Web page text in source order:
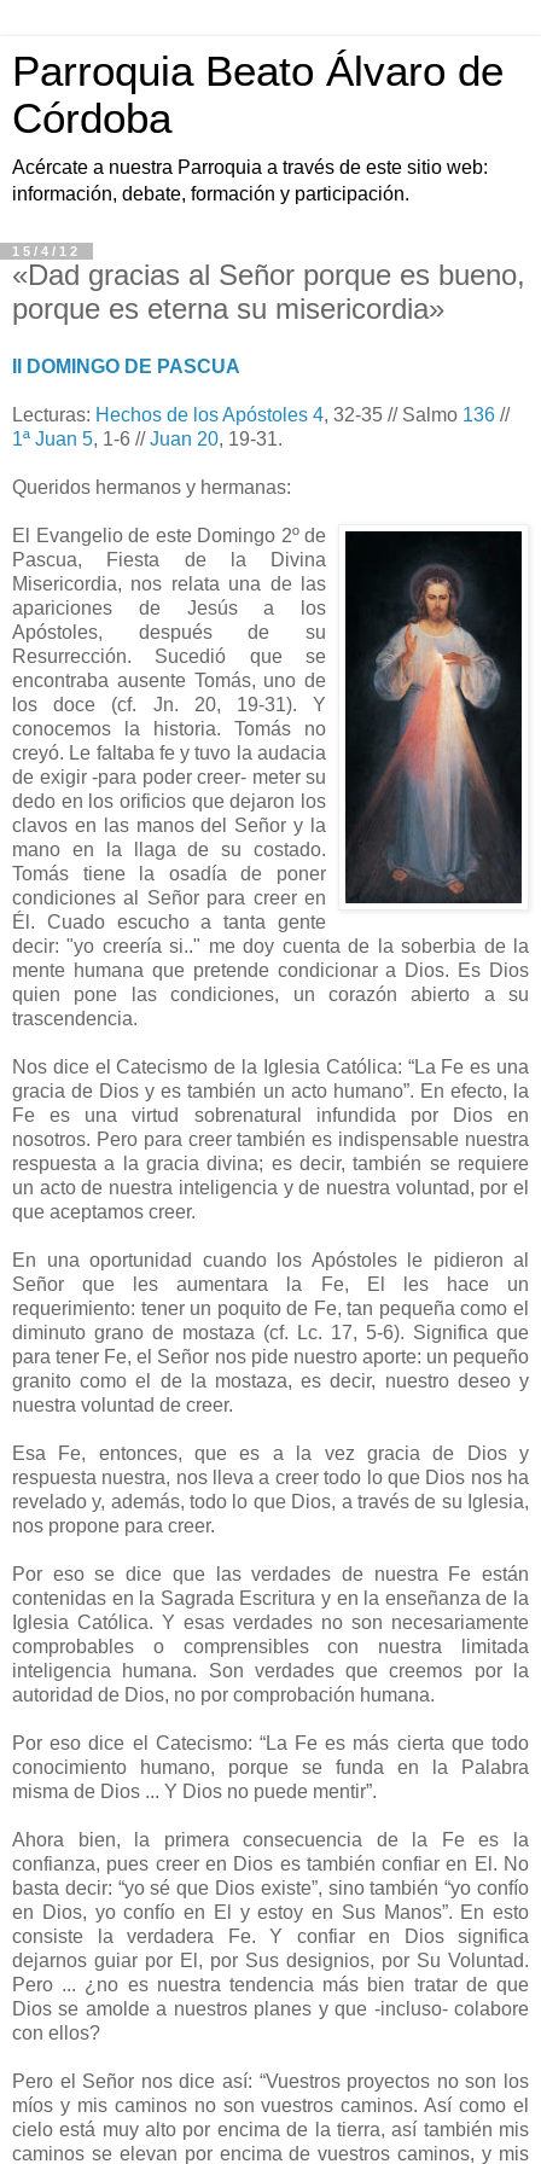
Parroquia Beato Álvaro de
Córdoba
Acércate a nuestra Parroquia a través de este sitio web:
información, debate, formación y participación.
15/4/12
«Dad gracias al Señor porque es bueno,
porque es eterna su misericordia»
II DOMINGO DE PASCUA
Lecturas: Hechos de los Apóstoles 4, 32-35 // Salmo 136 //
1ª Juan 5, 1-6 //Juan 20, 19-31.
Queridos hermanos y hermanas:
El Evangelio de este Domingo 2º de
Pascua, Fiesta de la Divina
Misericordia, nos relata una de las
apariciones de Jesús a los
Apóstoles, después de su
Resurrección. Sucedió que se
encontraba ausente Tomás, uno de
los doce (cf. Jn. 20, 19-31). Y
conocemos la historia. Tomás no
creyó. Le faltaba fe y tuvo la audacia
de exigir -para poder creer- meter su
dedo en los orificios que dejaron los
clavos en las manos del Señor y la
mano en la llaga de su costado.
Tomás tiene la osadía de poner
condiciones al Señor para creer en
Él. Cuado escucho a tanta gente
decir: "yo creería si.." me doy cuenta de la soberbia de la
mente humana que pretende condicionar a Dios. Es Dios
quien pone las condiciones, un corazón abierto a su
trascendencia.
Nos dice el Catecismo de la Iglesia Católica: “La Fe es una
gracia de Dios y es también un acto humano”. En efecto, la
Fe es una virtud sobrenatural infundida por Dios en
nosotros. Pero para creer también es indispensable nuestra
respuesta a la gracia divina; es decir, también se requiere
un acto de nuestra inteligencia y de nuestra voluntad, por el
que aceptamos creer.
En una oportunidad cuando los Apóstoles le pidieron al
Señor que les aumentara la Fe, El les hace un
requerimiento: tener un poquito de Fe, tan pequeña como el
diminuto grano de mostaza (cf. Lc. 17, 5-6). Significa que
para tener Fe, el Señor nos pide nuestro aporte: un pequeño
granito como el de la mostaza, es decir, nuestro deseo y
nuestra voluntad de creer.
Esa Fe, entonces, que es a la vez gracia de Dios y
respuesta nuestra, nos lleva a creer todo lo que Dios nos ha
revelado y, además, todo lo que Dios, a través de su Iglesia,
nos propone para creer.
Por eso se dice que las verdades de nuestra Fe están
contenidas en la Sagrada Escritura y en la enseñanza de la
Iglesia Católica. Y esas verdades no son necesariamente
comprobables o comprensibles con nuestra limitada
inteligencia humana. Son verdades que creemos por la
autoridad de Dios, no por comprobación humana.
Por eso dice el Catecismo: “La Fe es más cierta que todo
conocimiento humano, porque se funda en la Palabra
misma de Dios ... Y Dios no puede mentir”.
Ahora bien, la primera consecuencia de la Fe es la
confianza, pues creer en Dios es también confiar en El. No
basta decir: “yo sé que Dios existe”, sino también “yo confío
en Dios, yo confío en El y estoy en Sus Manos”. En esto
consiste la verdadera Fe. Y confiar en Dios significa
dejarnos guiar por El, por Sus designios, por Su Voluntad.
Pero ... ¿no es nuestra tendencia más bien tratar de que
Dios se amolde a nuestros planes y que -incluso- colabore
con ellos?
Pero el Señor nos dice así: “Vuestros proyectos no son los
míos y mis caminos no son vuestros caminos. Así como el
cielo está muy alto por encima de la tierra, así también mis
caminos se elevan por encima de vuestros caminos, y mis